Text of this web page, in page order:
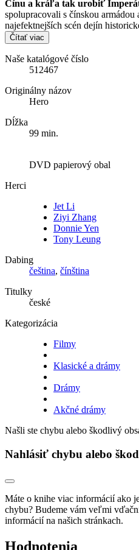
Čínu a kráľa tak urobiť
spolupracovali s čínskou
najefektnejších scén dejín
Čítať viac
Naše katalógové číslo
512467
Originálny názov
Hero
Dĺžka
99 min.
DVD papierový obal
Herci
Jet Li
Ziyi Zhang
Donnie Yen
Tony Leung
Dabing
čeština, čínština
Titulky
české
Kategorizácia
Filmy
Klasické a drámy
Drámy
Akčné drámy
Našli ste chybu alebo škodlivý
Nahlásiť chybu alebo
Máte o knihe viac informácií ako
chybu? Budeme vám veľmi
informácií na našich stránkach.
Hodnotenia